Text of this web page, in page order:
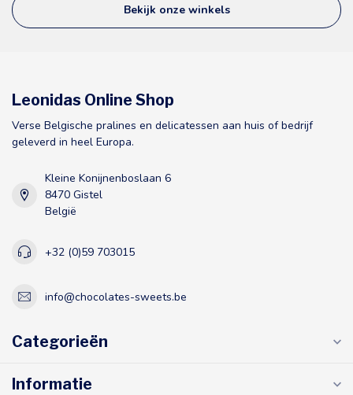
Bekijk onze winkels
Leonidas Online Shop
Verse Belgische pralines en delicatessen aan huis of bedrijf
geleverd in heel Europa.
Kleine Konijnenboslaan 6
8470 Gistel
België
+32 (0)59 703015
info@chocolates-sweets.be
Categorieën
Informatie